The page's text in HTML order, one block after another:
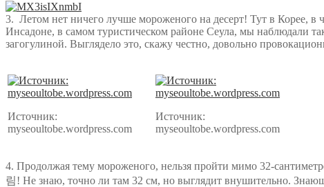
3. Летом нет ничего лучше мороженого на десерт! Тут в Корее, в
Инсадоне, в самом туристическом районе Сеула, мы наблюдали
загогулиной. Выглядело это, скажу честно, довольно
Источник:
myseoultobe.wordpress.com
Источник:
myseoultobe.wordpress.com
4. Продолжая тему мороженого, нельзя пройти мимо 32-
림! Не знаю, точно ли там 32 см, но выглядит внушительно.